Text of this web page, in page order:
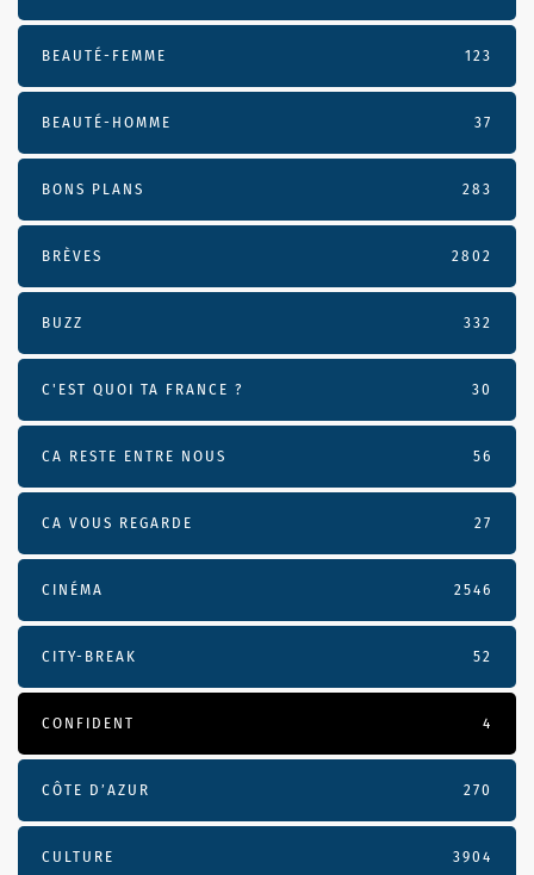
BEAUTÉ-FEMME 123
BEAUTÉ-HOMME 37
BONS PLANS 283
BRÈVES 2802
BUZZ 332
C'EST QUOI TA FRANCE ? 30
CA RESTE ENTRE NOUS 56
CA VOUS REGARDE 27
CINÉMA 2546
CITY-BREAK 52
CONFIDENT 4
CÔTE D’AZUR 270
CULTURE 3904